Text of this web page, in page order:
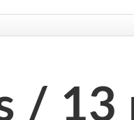
/ 13